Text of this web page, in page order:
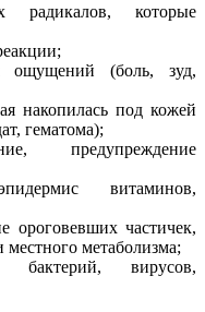
радикалов, которые
ощущений (боль, зуд,
накопилась под кожей
гематома);
предупреждение
витаминов,
ороговевших частичек,
местного метаболизма;
бактерий, вирусов,